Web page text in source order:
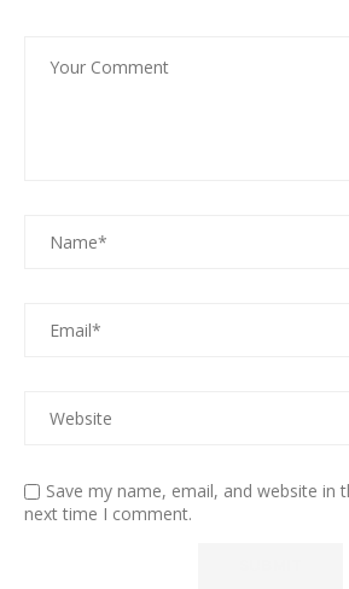
Save my name, email, and website in
next time I comment.